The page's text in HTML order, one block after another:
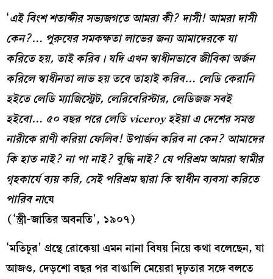
‘এই বিংশ শতাব্দীর সভ্যজগতে আমরা কী? দাসী! আমরা দাসী
কেন?… পুরুষের সমকক্ষতা লাভের জন্য আমাদেরকে যা
করিতে হয়, তাই করিব। যদি এখন স্বাধীনভাবে জীবিকা অর্জন
করিলে স্বাধীনতা লাভ হয় তবে তাহাই করিব… লেডি কেরানি
হইতে লেডি ম্যাজিস্ট্রেট, লেরিবেরিস্টার, লেডিজজ সবই
হইবো… ৫০ বছর পরে লেডি viceroy হইয়া এ দেশের সমস্ত
নারীকে রাণী করিয়া ফেলিব! উপার্জন করিব না কেন? আমাদের
কি হাত নাই? না পা নাই? বুদ্ধি নাই? যে পরিশ্রম আমরা স্বামীর
গৃহকার্যে ব্যয় করি, সেই পরিশ্রম দ্বারা কি স্বাধীন ব্যবসা করিতে
পারিব নাযে
(‘স্ত্রী-জাতির অবনতি’, ১৯০৭)
‘মতিচূর’ গ্রন্থে রোকেয়া এমন নানা বিষয় নিয়ে কথা বলেছেন, যা
আজও, দেড়শো বছর পর বাঙালি মেয়েরা দৃঢ়তার সঙ্গে বলতে